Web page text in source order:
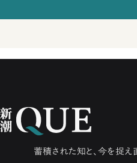
蓄積された知と、今を捉え